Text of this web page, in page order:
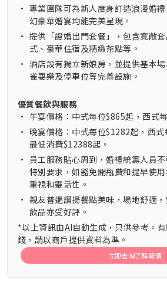
• 專業團隊可為新人度身訂造浪漫婚
幻豪華婚宴均能完美呈現。
• 提供「證婚出門套餐」，包含寬敞
式、豪華住宿及精緻茶點等。
• 酒店設有獨立新娘房，並提供基本
雀耍樂及停車位等完善設施。
優質餐飲與服務
• 午宴價格：中式每位$865起，西式
• 晚宴價格：中式每位$1282起，西
最低消費$12388起。
•
員工服務貼心周到，婚禮統籌人員
特別要求，如豁免開瓶費和提早使
重視和靈活性。
• 親友普遍讚揚餐點美味，場地舒適
飲品亦受好評。
*以上資訊由AI自動生成，只供參考。
錢，請以商戶提供資料為準。
立即查詢了解報價